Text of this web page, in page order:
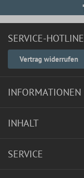
SERVICE-HOTLINE
Vertrag widerrufen
INFORMATIONEN
INHALT
SERVICE